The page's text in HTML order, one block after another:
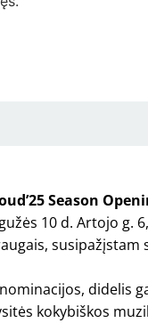
Season
10 d. Artojo g.
didelis
kokybiškos